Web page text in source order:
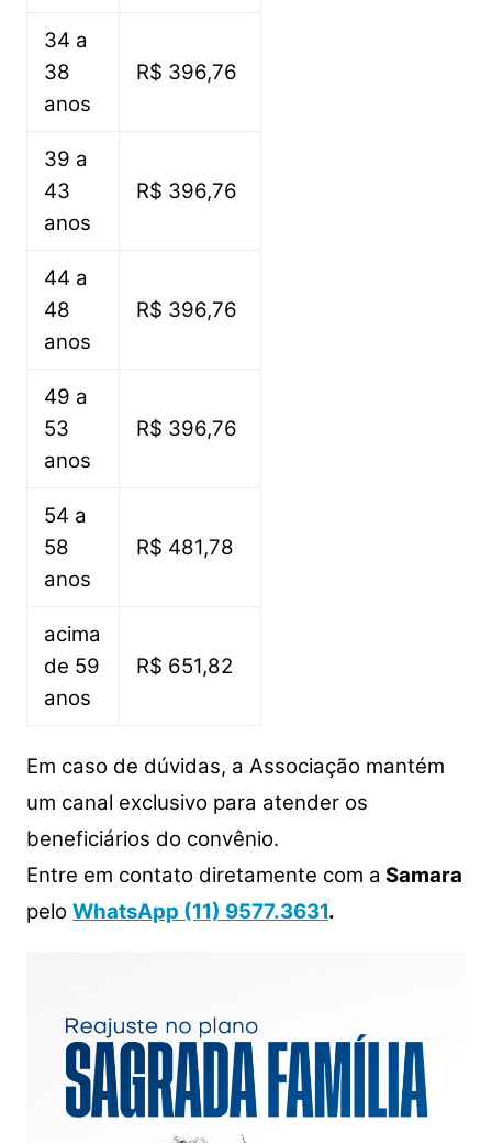
34 a
38
anos
R$ 396,76
39 a
43
anos
R$ 396,76
44 a
48
anos
R$ 396,76
49 a
53
anos
R$ 396,76
54 a
58
anos
R$ 481,78
acima
de 59
anos
R$ 651,82
Em caso de dúvidas, a Associação mantém
um canal exclusivo para atender os
beneficiários do convênio.
Entre em contato diretamente com a Samara
pelo WhatsApp (11) 9577.3631.